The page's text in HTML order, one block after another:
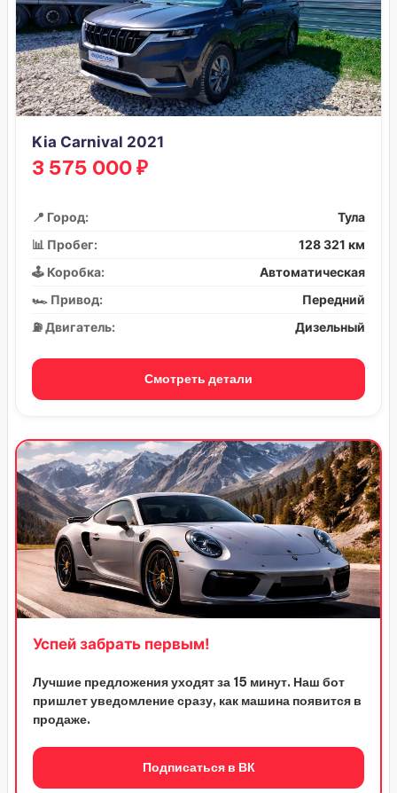
Kia Carnival 2021
3 575 000 ₽
📍 Город:
Тула
📊 Пробег:
128 321 км
🕹️ Коробка:
Автоматическая
🏎️ Привод:
Передний
⛽ Двигатель:
Дизельный
Смотреть детали
Успей забрать первым!
Лучшие предложения уходят за 15 минут. Наш бот
пришлет уведомление сразу, как машина появится в
продаже.
Подписаться в ВК